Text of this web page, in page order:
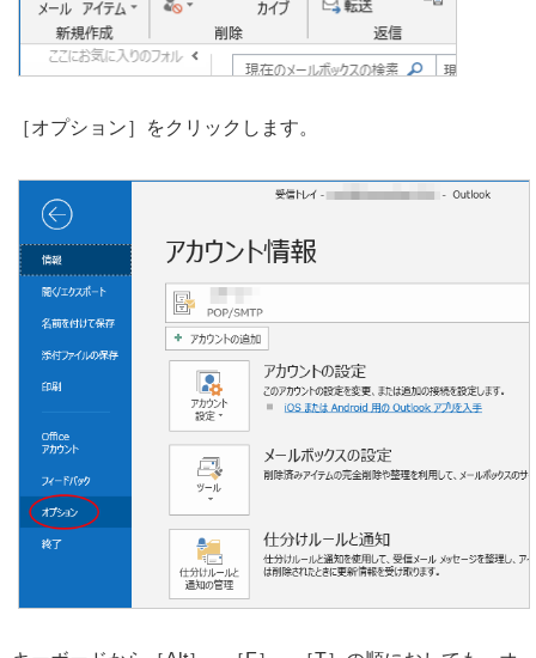
［オプション］をクリックします。